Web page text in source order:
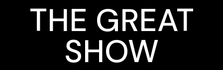
THE GREAT
SHOW